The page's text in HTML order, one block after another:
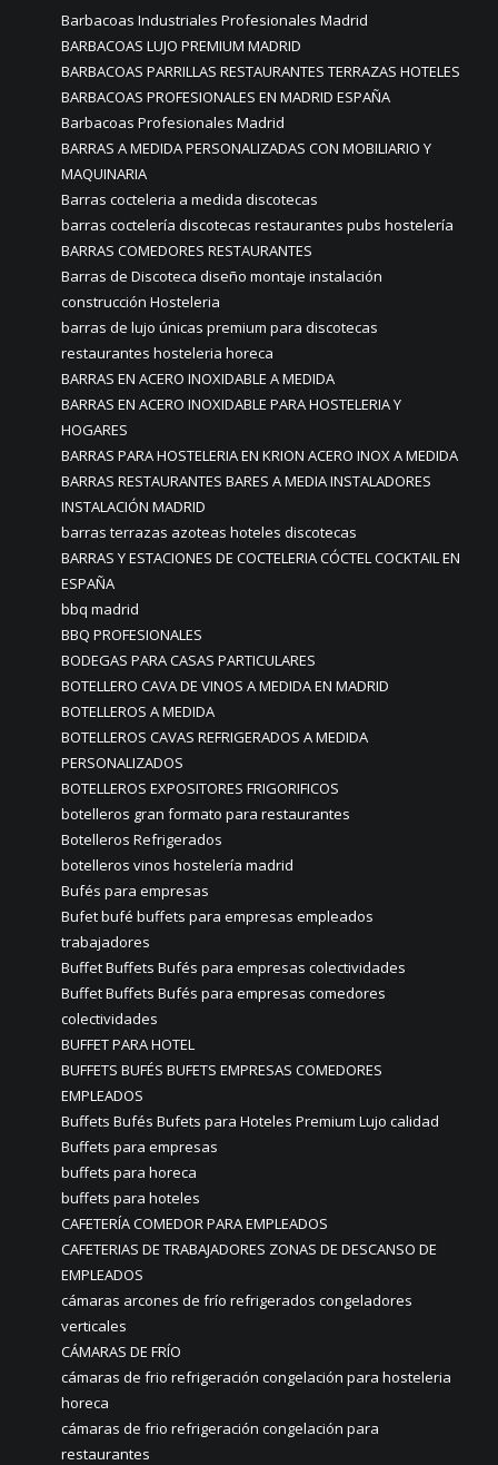
Barbacoas Industriales Profesionales Madrid
BARBACOAS LUJO PREMIUM MADRID
BARBACOAS PARRILLAS RESTAURANTES TERRAZAS HOTELES
BARBACOAS PROFESIONALES EN MADRID ESPAÑA
Barbacoas Profesionales Madrid
BARRAS A MEDIDA PERSONALIZADAS CON MOBILIARIO Y
MAQUINARIA
Barras cocteleria a medida discotecas
barras coctelería discotecas restaurantes pubs hostelería
BARRAS COMEDORES RESTAURANTES
Barras de Discoteca diseño montaje instalación
construcción Hosteleria
barras de lujo únicas premium para discotecas
restaurantes hosteleria horeca
BARRAS EN ACERO INOXIDABLE A MEDIDA
BARRAS EN ACERO INOXIDABLE PARA HOSTELERIA Y
HOGARES
BARRAS PARA HOSTELERIA EN KRION ACERO INOX A MEDIDA
BARRAS RESTAURANTES BARES A MEDIA INSTALADORES
INSTALACIÓN MADRID
barras terrazas azoteas hoteles discotecas
BARRAS Y ESTACIONES DE COCTELERIA CÓCTEL COCKTAIL EN
ESPAÑA
bbq madrid
BBQ PROFESIONALES
BODEGAS PARA CASAS PARTICULARES
BOTELLERO CAVA DE VINOS A MEDIDA EN MADRID
BOTELLEROS A MEDIDA
BOTELLEROS CAVAS REFRIGERADOS A MEDIDA
PERSONALIZADOS
BOTELLEROS EXPOSITORES FRIGORIFICOS
botelleros gran formato para restaurantes
Botelleros Refrigerados
botelleros vinos hostelería madrid
Bufés para empresas
Bufet bufé buffets para empresas empleados
trabajadores
Buffet Buffets Bufés para empresas colectividades
Buffet Buffets Bufés para empresas comedores
colectividades
BUFFET PARA HOTEL
BUFFETS BUFÉS BUFETS EMPRESAS COMEDORES
EMPLEADOS
Buffets Bufés Bufets para Hoteles Premium Lujo calidad
Buffets para empresas
buffets para horeca
buffets para hoteles
CAFETERÍA COMEDOR PARA EMPLEADOS
CAFETERIAS DE TRABAJADORES ZONAS DE DESCANSO DE
EMPLEADOS
cámaras arcones de frío refrigerados congeladores
verticales
CÁMARAS DE FRÍO
cámaras de frio refrigeración congelación para hosteleria
horeca
cámaras de frio refrigeración congelación para
restaurantes